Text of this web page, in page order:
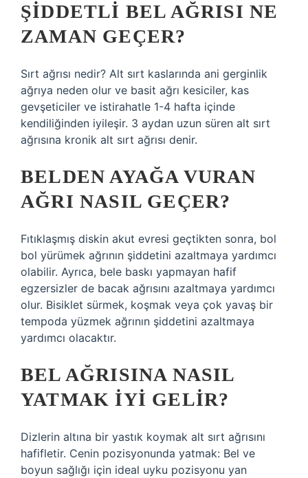
ŞIDDETLI BEL AĞRISI NE
ZAMAN GEÇER?
Sırt ağrısı nedir? Alt sırt kaslarında ani gerginlik
ağrıya neden olur ve basit ağrı kesiciler, kas
gevşeticiler ve istirahatle 1-4 hafta içinde
kendiliğinden iyileşir. 3 aydan uzun süren alt sırt
ağrısına kronik alt sırt ağrısı denir.
BELDEN AYAĞA VURAN
AĞRI NASIL GEÇER?
Fıtıklaşmış diskin akut evresi geçtikten sonra, bol
bol yürümek ağrının şiddetini azaltmaya yardımcı
olabilir. Ayrıca, bele baskı yapmayan hafif
egzersizler de bacak ağrısını azaltmaya yardımcı
olur. Bisiklet sürmek, koşmak veya çok yavaş bir
tempoda yüzmek ağrının şiddetini azaltmaya
yardımcı olacaktır.
BEL AĞRISINA NASIL
YATMAK IYI GELIR?
Dizlerin altına bir yastık koymak alt sırt ağrısını
hafifletir. Cenin pozisyonunda yatmak: Bel ve
boyun sağlığı için ideal uyku pozisyonu yan